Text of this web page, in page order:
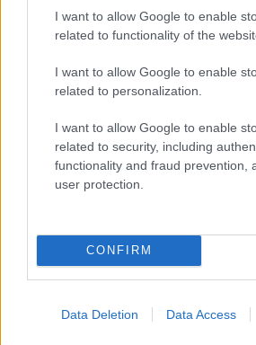
I want to allow Google to enable
related to functionality of the
I want to allow Google to enable
related to personalization.
I want to allow Google to enable
related to security, including
functionality and fraud prevention,
user protection.
CONFIRM
Data Deletion Data Access
Addig is jó tésztázást kívánok!
Címkék:a házi tésztakészítés eszközei
Utazz az ízeken át